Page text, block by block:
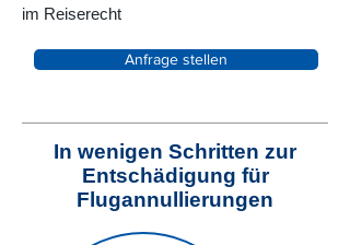
im Reiserecht
Anfrage stellen
In wenigen Schritten zur
Entschädigung für
Flugannullierungen